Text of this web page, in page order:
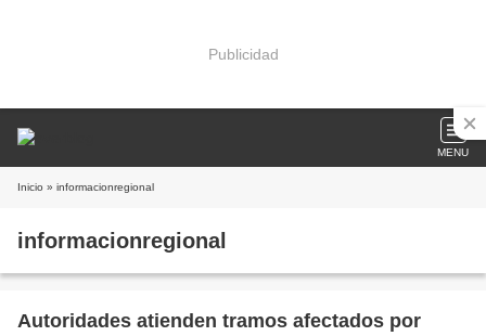
Publicidad
MENU
Inicio » informacionregional
informacionregional
Autoridades atienden tramos afectados por